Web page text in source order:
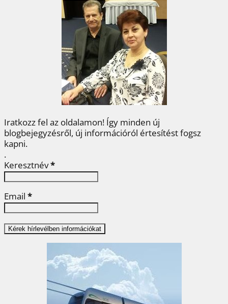
b
o
k
t
e
r
e
e
s
t
e
d
I
n
a
e
g
Iratkozz fel az oldalamon! Így minden új
blogbejegyzésről, új információról értesítést fogsz
kapni.
.
Keresztnév*
Email *